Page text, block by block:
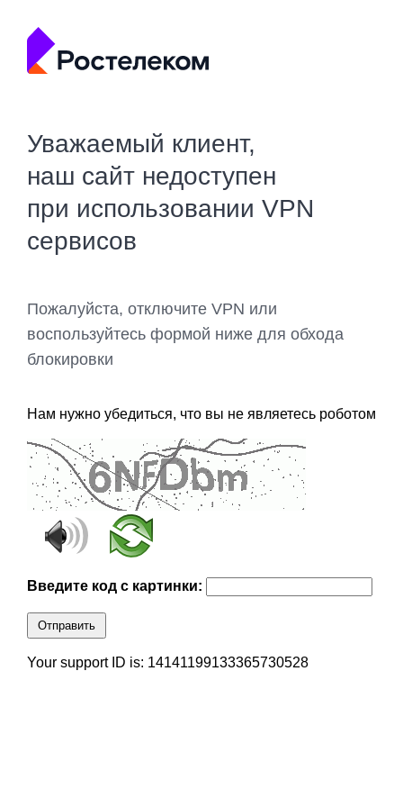
Уважаемый клиент,
наш сайт недоступен
при использовании VPN
сервисов
Пожалуйста, отключите VPN или
воспользуйтесь формой ниже для обхода
блокировки
Нам нужно убедиться, что вы не являетесь роботом
Введите код с картинки:
Отправить
Your support ID is: 14141199133365730528